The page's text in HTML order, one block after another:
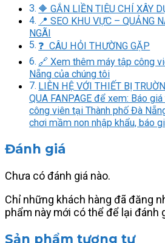
🔶 GẮN LIỀN TIÊU CHÍ XÂY
📍 SEO KHU VỰC – QUẢNG
NGÃI
❓ CÂU HỎI THƯỜNG GẶP
🔗 Xem thêm máy tập công
Nẵng của chúng tôi
LIÊN HỆ VỚI THIẾT BỊ
QUA FANPAGE để xem: Báo
công viên tại Thành phố Đà
chơi mầm non nhập khẩu, báo
Đánh giá
Chưa có đánh giá nào.
Chỉ những khách hàng đã đăng
phẩm này mới có thể để lại đánh
Sản phẩm tương tự